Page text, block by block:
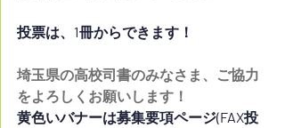
投票は、1冊からできます！
埼玉県の高校司書のみなさま、ご協力
をよろしくお願いします！
黄色いバナーは募集要項ページ(FAX投